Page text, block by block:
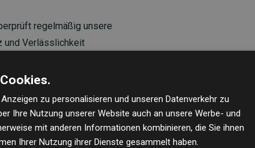
regelmäßig unsere
und Verlässlichkeit
in Klimaschutzprojekte im
der teilnehmenden
für die messbare Klimawirkung
zu personalisieren und unseren Datenverkehr zu
Ihre Nutzung unserer Website auch an unsere Werbe- und
mit anderen Informationen kombinieren, die Sie ihnen
Ihrer Nutzung ihrer Dienste gesammelt haben.